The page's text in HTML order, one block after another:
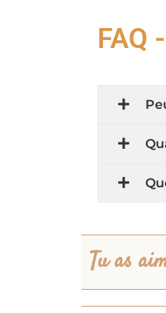
FAQ
Tu as